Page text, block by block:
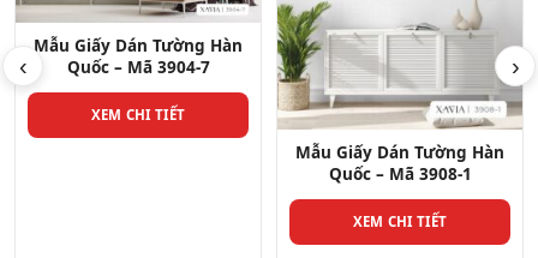
‹
Mẫu Giấy Dán Tường Hàn
Quốc – Mã 3908-11
XEM CHI TIẾT
›